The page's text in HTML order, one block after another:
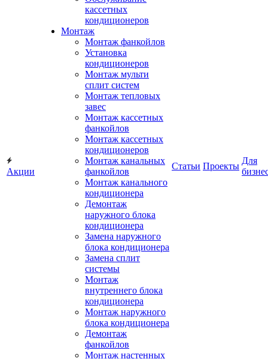
Акции
кассетных
кондиционеров
Монтаж
Монтаж фанкойлов
Установка
кондиционеров
Монтаж мульти
сплит систем
Монтаж тепловых
завес
Монтаж кассетных
фанкойлов
Монтаж кассетных
кондиционеров
Монтаж канальных
фанкойлов
Монтаж канального
кондиционера
Демонтаж
наружного блока
кондиционера
Замена наружного
блока кондиционера
Замена сплит
системы
Монтаж
внутреннего блока
кондиционера
Монтаж наружного
блока кондиционера
Демонтаж
фанкойлов
Монтаж настенных
Статьи Проекты
Для